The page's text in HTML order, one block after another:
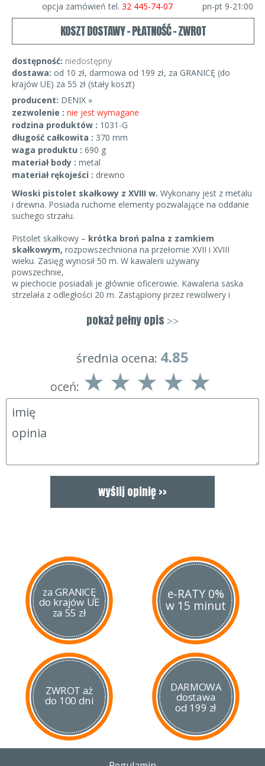
opcja zamówień tel. 32 445-74-07 pn-pt 9-21:00
KOSZT DOSTAWY - PŁATNOŚĆ - ZWROT
dostępność: niedostępny
dostawa: od 10 zł, darmowa od 199 zł, za GRANICĘ (do
krajów UE) za 55 zł (stały koszt)
producent: DENIX »
zezwolenie : nie jest wymagane
rodzina produktów : 1031-G
długość całkowita : 370 mm
waga produktu : 690 g
materiał body : metal
materiał rękojeści : drewno
Włoski pistolet skałkowy z XVIII w. Wykonany jest z metalu
i drewna. Posiada ruchome elementy pozwalające na oddanie
suchego strzału.
Pistolet skałkowy – krótka broń palna z zamkiem
skałkowym, rozpowszechniona na przełomie XVII i XVIII
wieku. Zasięg wynosił 50 m. W kawalerii używany
powszechnie,
w piechocie posiadali je głównie oficerowie. Kawaleria saska
strzelała z odległości 20 m. Zastąpiony przez rewolwery i
pokaż pełny opis >>
średnia ocena: 4.85
oceń:
za GRANICĘ
do krajów UE
za 55 zł
e-RATY 0%
w 15 minut
ZWROT aż
do 100 dni
DARMOWA
dostawa
od 199 zł